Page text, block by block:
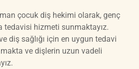
çocuk diş hekimi olarak, genç
tedavisi hizmeti sunmaktayız.
diş sağlığı için en uygun tedavi
ve dişlerin uzun vadeli